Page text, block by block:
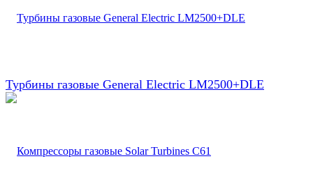
Турбины газовые General Electric LM2500+DLE